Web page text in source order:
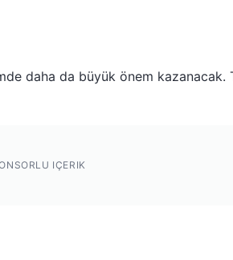
daha da büyük önem kazanacak.
IÇERIK